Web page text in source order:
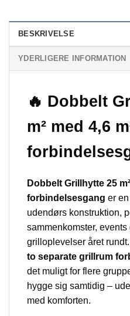
105.
BESKRIVELSE
YDERLIGERE INFORMATION
🔥 Dobbelt
m² med 4,6
Dobbelt Grillhytte 25 m²
forbindelsesgang er
udendørs konstruktion,
sammenkomster,
grilloplevelser året
to separate grillrum
det muligt for flere
hygge sig samtidig –
med komforten.